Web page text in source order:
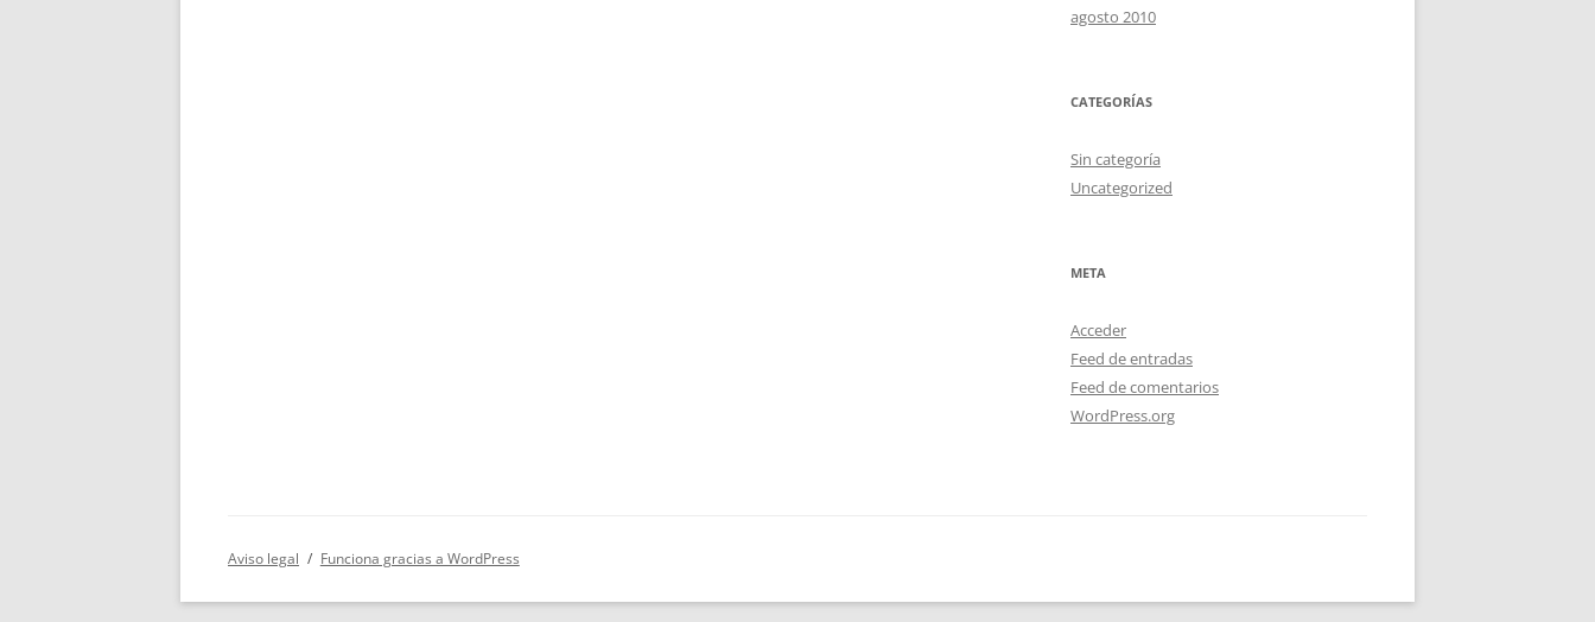
agosto 2010
CATEGORÍAS
Sin categoría
Uncategorized
META
Acceder
Feed de entradas
Feed de comentarios
WordPress.org
Aviso legal Funciona gracias a WordPress